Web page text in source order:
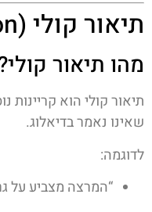
תיאור קולי (Audio Description)
מהו תיאור
תיאור קולי הוא קריינות
שאינו נאמר בדיאלוג.
לדוגמה:
“המרצה מצביע על